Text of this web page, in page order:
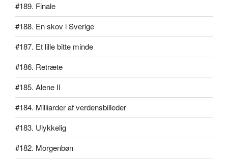
#189. Finale
#188. En skov i Sverige
#187. Et lille bitte minde
#186. Retræte
#185. Alene II
#184. Milliarder af verdensbilleder
#183. Ulykkelig
#182. Morgenbøn